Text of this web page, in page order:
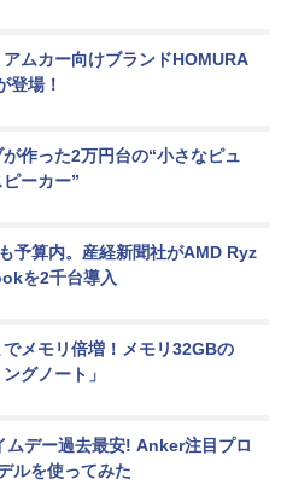
ムカー向けブランドHOMURA
登場！
作った2万円台の“小さなピュ
ーカー”
予算内。産経新聞社がAMD Ryz
を2千台導入
メモリ倍増！メモリ32GBの
グノート」
デー過去最安! Anker注目プロ
ルを使ってみた